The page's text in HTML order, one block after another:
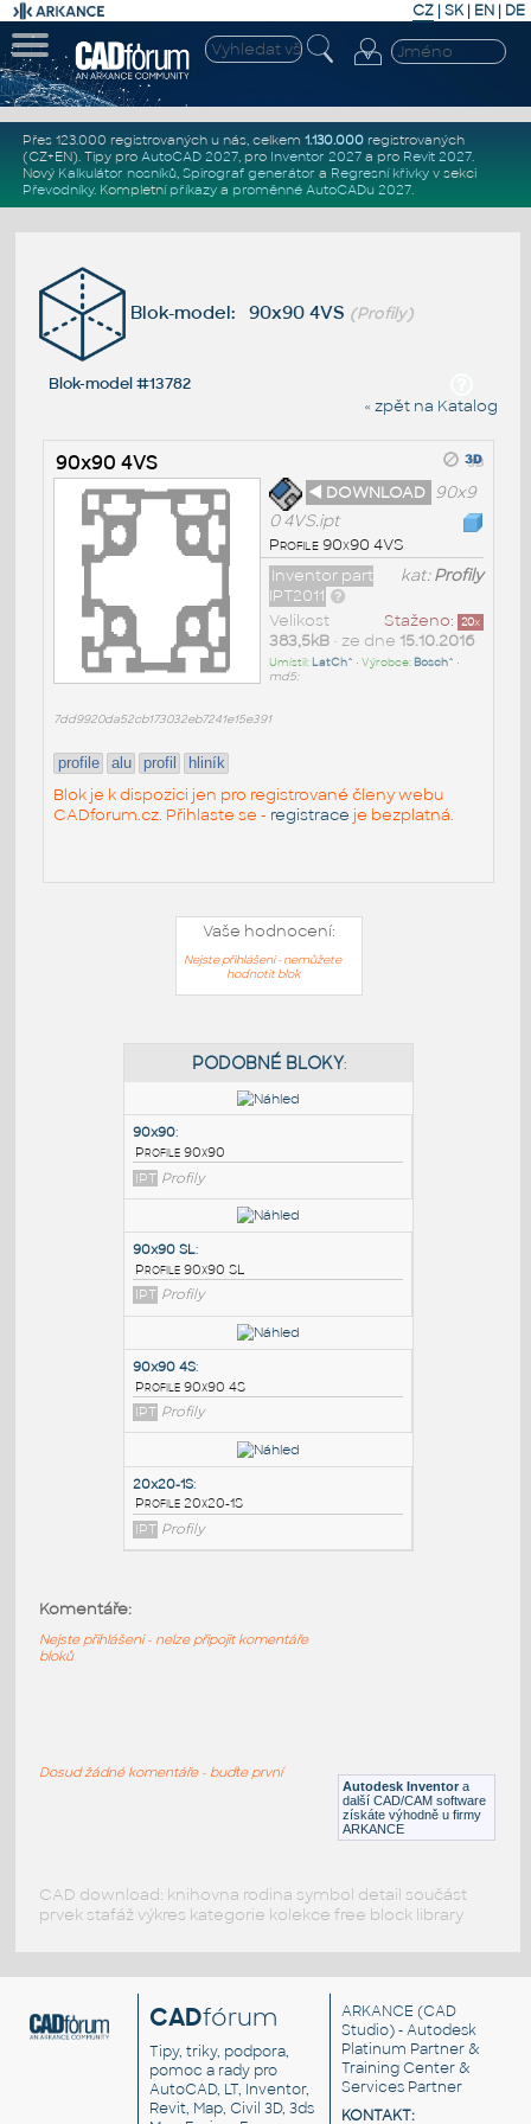
CZ | SK| EN | DE
Přes 123.000 registrovaných u nás, celkem 1.130.000registrovaných
(CZ+EN). Tipy pro AutoCAD 2027, pro Inventor 2027a pro Revit 2027.
Nový Kalkulátor nosníků, Spirograf generátor a Regresní křivkyv sekci
Převodníky. Kompletní příkazya proměnné AutoCADu 2027.
Blok-model: 90x90 4VS (Profily)
Blok-model #13782
« zpět na Katalog
90x90 4VS
◄ DOWNLOAD 90x9
0 4VS.ipt
Profile 90x90 4VS
kat:Profily
Inventor part
IPT2011
Staženo: 20x
Velikost
383,5kB• ze dne 15.10.2016
Umístil: LatCh^ • Výrobce: Bosch^ •
md5:
7dd9920da52cb173032eb7241e15e391
profile alu profil hliník
Blok je k dispozici jen pro registrované členy webu
CADforum.cz. Přihlaste se - registrace je bezplatná.
Vaše hodnocení:
Nejste přihlášeni - nemůžete
hodnotit blok
Profile 90x90
IPT Profily
90x90 SL:
Profile 90x90 SL
IPT Profily
Profile 90x90 4S
Profile 20x20-1S
Autodesk Inventor a
další CAD/CAM software
získáte výhodně u firmy
ARKANCE
Komentáře:
Nejste přihlášeni - nelze připojit komentáře
bloků
Dosud žádné komentáře - buďte první
CAD download: knihovna rodina symbol detail součást
prvek stafáž výkres kategorie kolekce free block library
CADfórum
Tipy, triky, podpora,
pomoc a rady pro
AutoCAD, LT, Inventor,
Revit, Map, Civil 3D, 3ds
ARKANCE (CAD
Studio) - Autodesk
Platinum Partner &
Training Center &
Services Partner
KONTAKT: